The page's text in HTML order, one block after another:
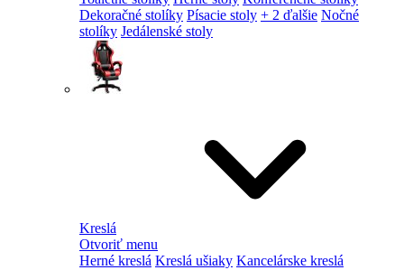
Dekoračné stolíky Písacie stoly + 2 ďalšie Nočné
stolíky Jedálenské stoly
Kreslá
Otvoriť menu
Herné kreslá Kreslá ušiaky Kancelárske kreslá